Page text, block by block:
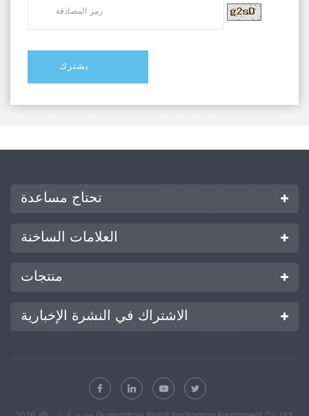
تحتاج مساعدة
العلامات الساخنة
منتجات
الاشتراك في النشرة الإخبارية